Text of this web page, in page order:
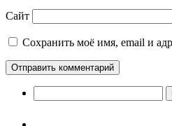
Сайт
Сохранить моё имя, email и